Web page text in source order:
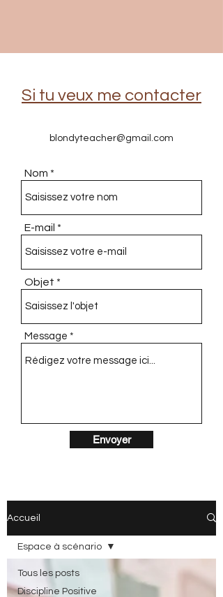
Si tu veux me contacter
blondyteacher@gmail.com
Nom
E-mail
Objet
Message
Envoyer
Accueil
Tous les posts
Discipline Positive
Espace à scénario